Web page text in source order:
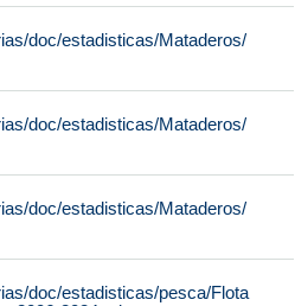
doc/estadisticas/Mataderos/
doc/estadisticas/Mataderos/
doc/estadisticas/Mataderos/
doc/estadisticas/pesca/Flota